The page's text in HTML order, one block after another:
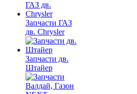
Запчасти ГАЗ
дв. Chrysler
Запчасти дв.
Штайер